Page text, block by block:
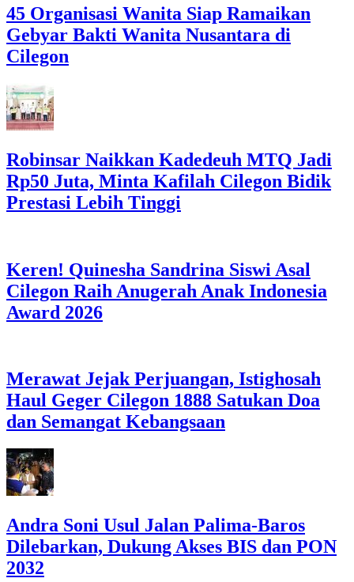
45 Organisasi Wanita Siap Ramaikan
Gebyar Bakti Wanita Nusantara di
Cilegon
Robinsar Naikkan Kadedeuh MTQ Jadi
Rp50 Juta, Minta Kafilah Cilegon Bidik
Prestasi Lebih Tinggi
Keren! Quinesha Sandrina Siswi Asal
Cilegon Raih Anugerah Anak Indonesia
Award 2026
Merawat Jejak Perjuangan, Istighosah
Haul Geger Cilegon 1888 Satukan Doa
dan Semangat Kebangsaan
Andra Soni Usul Jalan Palima-Baros
Dilebarkan, Dukung Akses BIS dan PON
2032